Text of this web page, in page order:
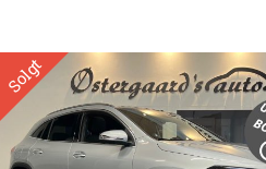
Solgt